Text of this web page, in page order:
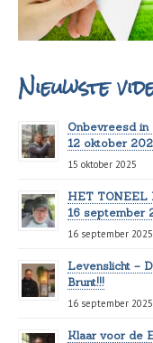
Nieuwste
Onbevreesd in
12 oktober
15 oktober 2025
HET TONEEL
16 september
16 september 2025
Levenslicht –
Brunt!!!
16 september 2025
Klaar voor de